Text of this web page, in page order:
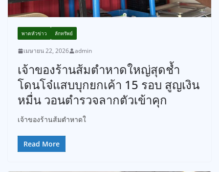
พาดหัวข่าว ลักทรัพย์
เมษายน 22, 2026 admin
เจ้าของร้านส้มตำหาดใหญ่สุดช้ำ
โดนโจ๋แสบบุกยกเค้า 15 รอบ สูญเงิน
หมื่น วอนตำรวจลากตัวเข้าคุก
เจ้าของร้านส้มตำหาดใ
Read More